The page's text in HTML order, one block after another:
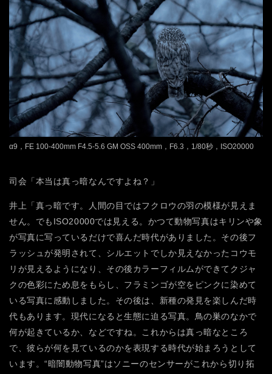
α9，FE 100-400mm F4.5-5.6 GM OSS 400mm，F6.3，1/80秒，ISO20000
司会「本当は真っ暗なんですよね？」
井上「真っ暗です。人間の目ではフクロウの羽の模様が見えま
せん。でもISO20000では見える。かつて動物写真はキリンや象
が写真に写っているだけで喜んだ時代がありました。その後フ
ラッシュが発明されて、シルエットでしか見えなかったコウモ
リが見えるようになり、その後カラーフィルムができてクジャ
クの色彩にため息をもらし、フラミンゴが空をピンクに染めて
いる写真に感動しました。その後は、新種の発見を楽しんだ時
代もあります。現代になると生態に迫る写真。鳥の巣のなかで
何が起きているか、などですね。これからは真っ暗なところ
で、彼らが何を見ているのかを表現する時代が始まろうとして
います。“暗闇動物写真”はソニーのセンサーがこれから切り拓